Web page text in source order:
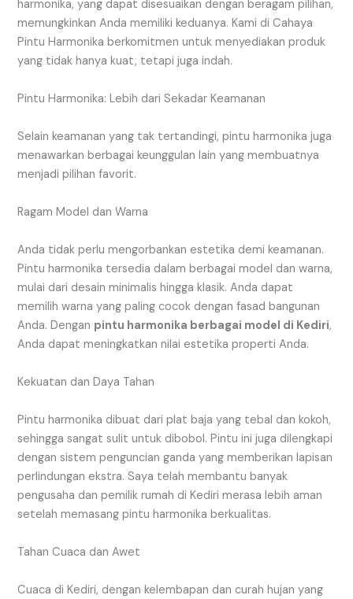
harmonika, yang dapat disesuaikan dengan beragam pilihan,
memungkinkan Anda memiliki keduanya. Kami di Cahaya
Pintu Harmonika berkomitmen untuk menyediakan produk
yang tidak hanya kuat, tetapi juga indah.
Pintu Harmonika: Lebih dari Sekadar Keamanan
Selain keamanan yang tak tertandingi, pintu harmonika juga
menawarkan berbagai keunggulan lain yang membuatnya
menjadi pilihan favorit.
Ragam Model dan Warna
Anda tidak perlu mengorbankan estetika demi keamanan.
Pintu harmonika tersedia dalam berbagai model dan warna,
mulai dari desain minimalis hingga klasik. Anda dapat
memilih warna yang paling cocok dengan fasad bangunan
Anda. Dengan pintu harmonika berbagai model di Kediri,
Anda dapat meningkatkan nilai estetika properti Anda.
Kekuatan dan Daya Tahan
Pintu harmonika dibuat dari plat baja yang tebal dan kokoh,
sehingga sangat sulit untuk dibobol. Pintu ini juga dilengkapi
dengan sistem penguncian ganda yang memberikan lapisan
perlindungan ekstra. Saya telah membantu banyak
pengusaha dan pemilik rumah di Kediri merasa lebih aman
setelah memasang pintu harmonika berkualitas.
Tahan Cuaca dan Awet
Cuaca di Kediri, dengan kelembapan dan curah hujan yang